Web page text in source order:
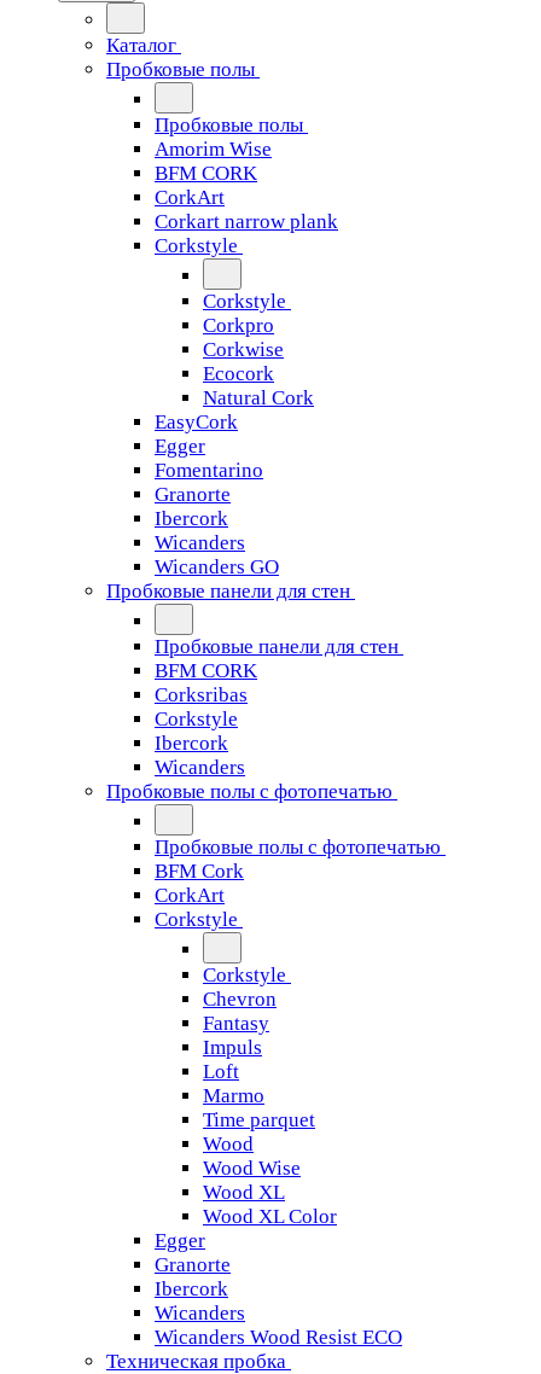
Каталог
Пробковые полы
Пробковые полы
Amorim Wise
BFM CORK
CorkArt
Corkart narrow plank
Corkstyle
Corkstyle
Corkpro
Corkwise
Ecocork
Natural Cork
EasyCork
Egger
Fomentarino
Granorte
Ibercork
Wicanders
Wicanders GO
Пробковые панели для стен
Пробковые панели для стен
BFM CORK
Corksribas
Corkstyle
Ibercork
Wicanders
Пробковые полы с фотопечатью
Пробковые полы с фотопечатью
BFM Cork
CorkArt
Corkstyle
Corkstyle
Chevron
Fantasy
Impuls
Loft
Marmo
Time parquet
Wood
Wood Wise
Wood XL
Wood XL Color
Egger
Granorte
Ibercork
Wicanders
Wicanders Wood Resist ECO
Техническая пробка